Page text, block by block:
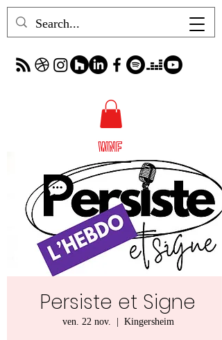
Persiste et Signe
ven. 22 nov.
  |
Kingersheim